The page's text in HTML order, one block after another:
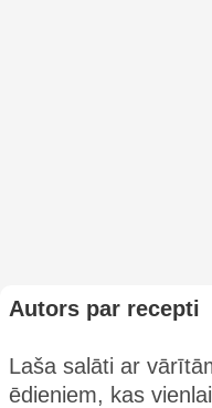
Autors par recepti
Laša salāti ar
ēdieniem, kas